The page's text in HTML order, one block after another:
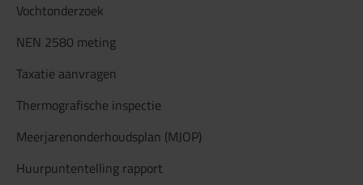
Vochtonderzoek
NEN 2580 meting
Taxatie aanvragen
Thermografische inspectie
Meerjarenonderhoudsplan (MJOP)
Huurpuntentelling rapport